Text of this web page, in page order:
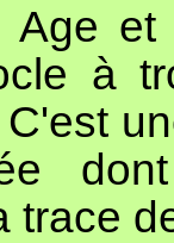
Age
à
trace